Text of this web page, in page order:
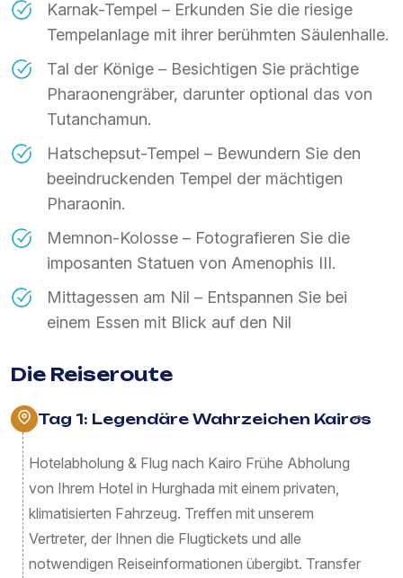
Karnak-Tempel – Erkunden Sie die riesige
Tempelanlage mit ihrer berühmten Säulenhalle.
Tal der Könige – Besichtigen Sie prächtige
Pharaonengräber, darunter optional das von
Tutanchamun.
Hatschepsut-Tempel – Bewundern Sie den
beeindruckenden Tempel der mächtigen
Pharaonin.
Memnon-Kolosse – Fotografieren Sie die
imposanten Statuen von Amenophis III.
Mittagessen am Nil – Entspannen Sie bei
einem Essen mit Blick auf den Nil
Die Reiseroute
Tag 1: Legendäre Wahrzeichen Kairos
Hotelabholung & Flug nach Kairo Frühe Abholung
von Ihrem Hotel in Hurghada mit einem privaten,
klimatisierten Fahrzeug. Treffen mit unserem
Vertreter, der Ihnen die Flugtickets und alle
notwendigen Reiseinformationen übergibt. Transfer